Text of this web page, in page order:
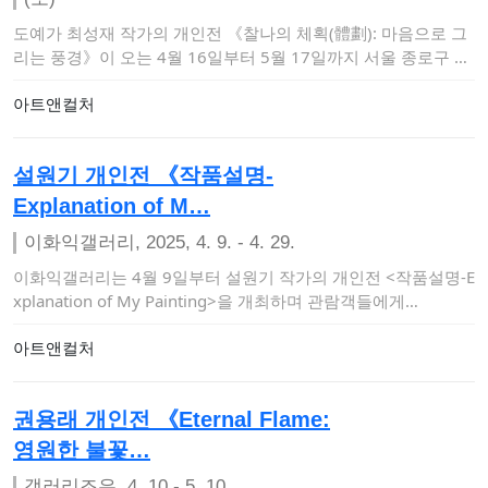
도예가 최성재 작가의 개인전 《찰나의 체획(體劃): 마음으로 그
리는 풍경》이 오는 4월 16일부터 5월 17일까지 서울 종로구 북
아트앤컬처
설원기 개인전 《작품설명-
Explanation of M…
이화익갤러리, 2025, 4. 9. - 4. 29.
이화익갤러리는 4월 9일부터 설원기 작가의 개인전 <작품설명-E
xplanation of My Painting>을 개최하며 관람객들에게…
아트앤컬처
권용래 개인전 《Eternal Flame:
영원한 불꽃…